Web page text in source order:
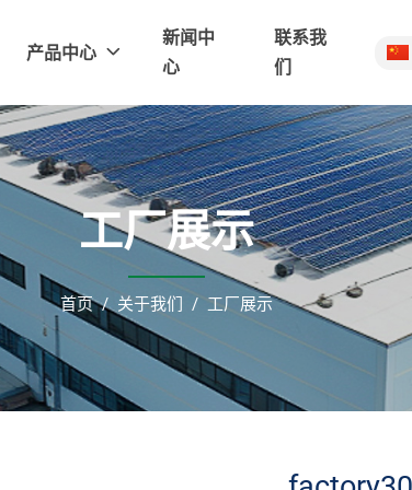
产品中心
新闻中
心
联系我
们
工厂展示
首页 关于我们 工厂展示